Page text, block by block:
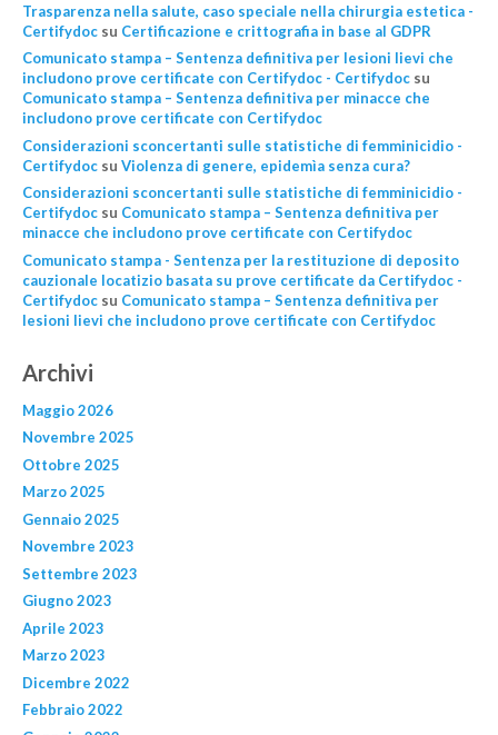
Trasparenza nella salute, caso speciale nella chirurgia estetica -
Certifydocsu Certificazione e crittografia in base al GDPR
Comunicato stampa – Sentenza definitiva per lesioni lievi che
includono prove certificate con Certifydoc - Certifydocsu
Comunicato stampa – Sentenza definitiva per minacce che
includono prove certificate con Certifydoc
Considerazioni sconcertanti sulle statistiche di femminicidio -
Certifydocsu Violenza di genere, epidemìa senza cura?
Considerazioni sconcertanti sulle statistiche di femminicidio -
Certifydocsu Comunicato stampa – Sentenza definitiva per
minacce che includono prove certificate con Certifydoc
Comunicato stampa - Sentenza per la restituzione di deposito
cauzionale locatizio basata su prove certificate da Certifydoc -
Certifydocsu Comunicato stampa – Sentenza definitiva per
lesioni lievi che includono prove certificate con Certifydoc
Archivi
Maggio 2026
Novembre 2025
Ottobre 2025
Marzo 2025
Gennaio 2025
Novembre 2023
Settembre 2023
Giugno 2023
Aprile 2023
Marzo 2023
Dicembre 2022
Febbraio 2022